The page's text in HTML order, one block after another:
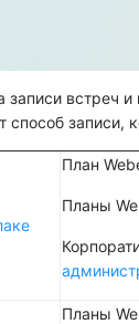
встреч и
способ записи,
План
Планы
Планы